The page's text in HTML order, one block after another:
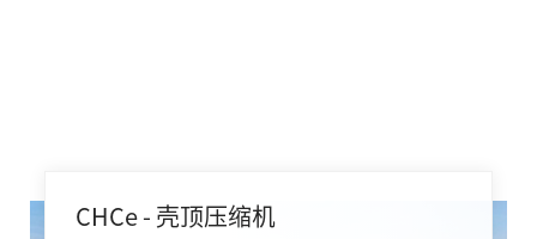
CHCe - 壳顶压缩机